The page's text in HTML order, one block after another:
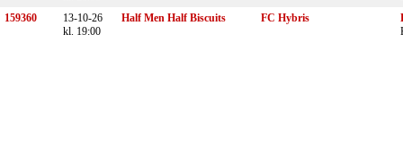
159360
13-10-26
kl. 19:00
Half Men Half Biscuits FC Hybris